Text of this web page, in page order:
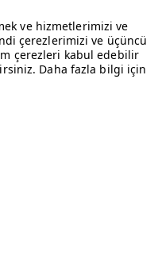
ve hizmetlerimizi ve
çerezlerimizi ve üçüncü
çerezleri kabul edebilir
Daha fazla bilgi için
the brand